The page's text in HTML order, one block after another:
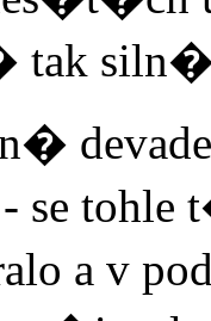
tak
se
a v